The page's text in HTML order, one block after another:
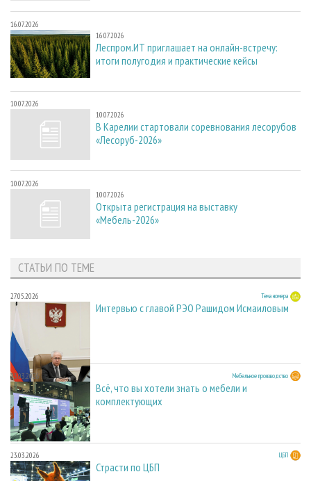
16.07.2026
16.07.2026
Леспром.ИТ приглашает на онлайн-встречу:
итоги полугодия и практические кейсы
10.07.2026
10.07.2026
В Карелии стартовали соревнования лесорубов
«Лесоруб-2026»
10.07.2026
10.07.2026
Открыта регистрация на выставку
«Мебель-2026»
СТАТЬИ ПО ТЕМЕ
27.05.2026 Тема номера
Интервью с главой РЭО Рашидом Исмаиловым
23.03.2026 Мебельное производство
Всё, что вы хотели знать о мебели и
комплектующих
23.03.2026 ЦБП
Страсти по ЦБП